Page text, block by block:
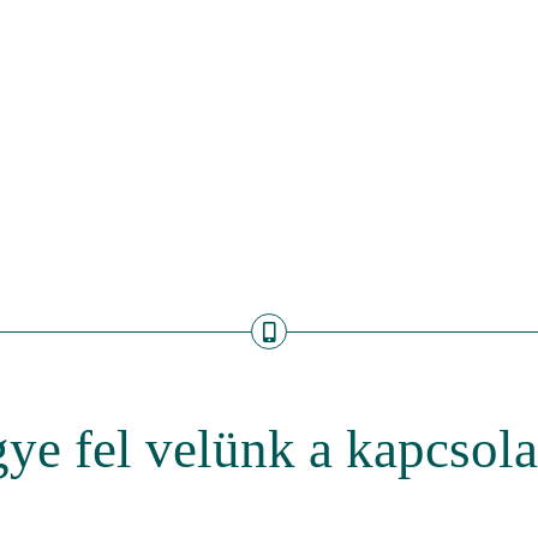
fel velünk a